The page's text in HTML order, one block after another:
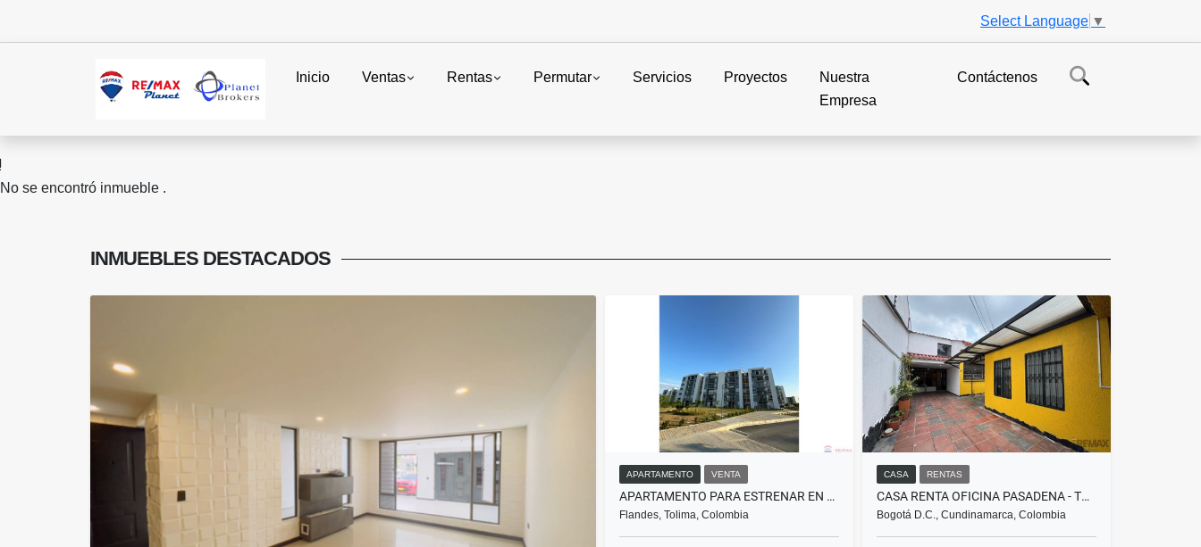
Select Language ▼
Inicio Ventas Rentas Permutar Servicios Proyectos
Nuestra
Empresa
Contáctenos
No se encontró inmueble .
INMUEBLES DESTACADOS
APARTAMENTO VENTA
APARTAMENTO PARA ESTRENAR EN FLANDES TOLIMA
Flandes, Tolima, Colombia
CASA RENTAS
CASA RENTA OFICINA PASADENA - TRANSMILENIO
Bogotá D.C., Cundinamarca, Colombia